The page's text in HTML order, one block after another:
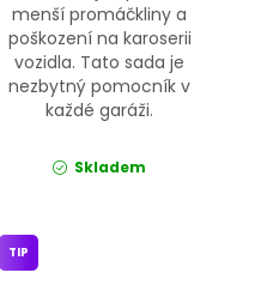
menší promáčkliny a
poškození na karoserii
vozidla. Tato sada je
nezbytný pomocník v
každé garáži.
Skladem
TIP